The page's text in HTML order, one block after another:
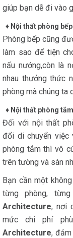
giúp bạn dễ đi vào
♦ Nội thất phòng
Phòng bếp cũng
làm sao để tiện
nấu nướng,còn là
nhau thưởng thức
phòng mà chúng ta
♦ Nội thất phòng
Đối với nội thất
đổi di chuyển việc
phòng tắm thì vô
trên tường và sàn
Bạn cần một
từng phòng,
Architecture, nơi
mức chi phí
Architecture,